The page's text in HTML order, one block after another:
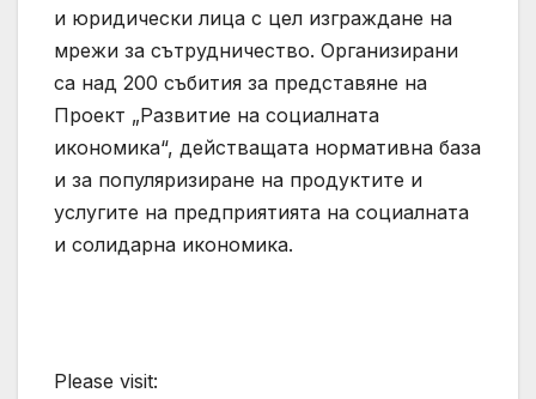
и юридически лица с цел изграждане на
мрежи за сътрудничество. Организирани
са над 200 събития за представяне на
Проект „Развитие на социалната
икономика“, действащата нормативна база
и за популяризиране на продуктите и
услугите на предприятията на социалната
и солидарна икономика.
Please visit: